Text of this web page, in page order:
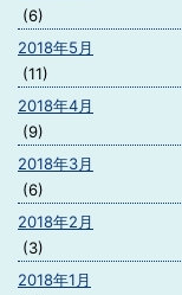
(6)
2018年5月
(11)
2018年4月
(9)
2018年3月
(6)
2018年2月
(3)
2018年1月